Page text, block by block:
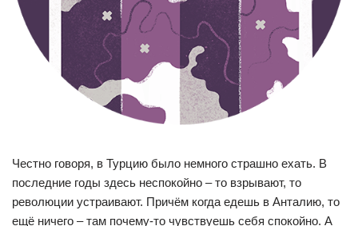
Честно говоря, в Турцию было немного страшно ехать. В
последние годы здесь неспокойно – то взрывают, то
революции устраивают. Причём когда едешь в Анталию, то
ещё ничего – там почему-то чувствуешь себя спокойно. А